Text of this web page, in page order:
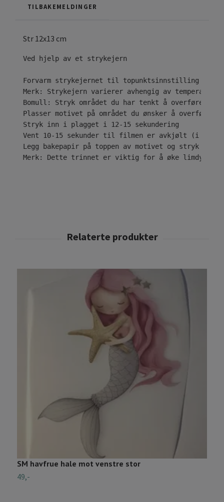
TILBAKEMELDINGER
Str 12x13 cm
Ved hjelp av et strykejern
Forvarm strykejernet til topunktsinnstilling ( • •
Merk: Strykejern varierer avhengig av
Bomull: Stryk området du har tenkt å overføre
Plasser motivet på området du ønsker å overføre
Stryk inn i plagget i 12-15 sekundering
Vent 10-15 sekunder til filmen er avkjølt (i
Legg bakepapir på toppen av motivet og stryk i
Merk: Dette trinnet er viktig for å øke
SM havfrue hale mot venstre stor
49,-